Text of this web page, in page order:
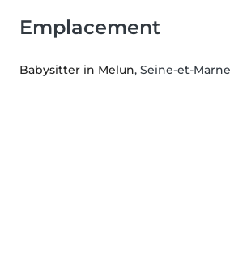
Emplacement
Babysitter in Melun, Seine-et-